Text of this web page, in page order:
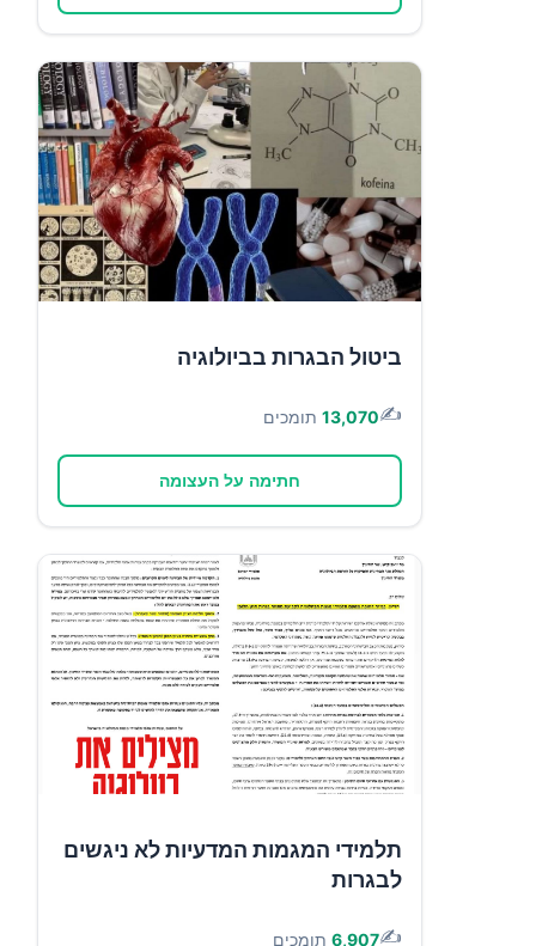
ביטול הבגרות בביולוגיה
✍️
13,070 תומכים
חתימה על העצומה
תלמידי המגמות המדעיות לא ניגשים
לבגרות
✍️
6,907 תומכים